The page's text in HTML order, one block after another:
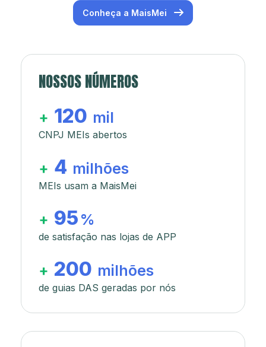
Conheça a MaisMei
NOSSOS NÚMEROS
+ 120 mil
CNPJ MEIs abertos
+ 4 milhões
MEIs usam a MaisMei
+ 95 %
de satisfação nas lojas de APP
+ 200 milhões
de guias DAS geradas por nós